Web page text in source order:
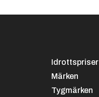
Idrottspriser
Märken
Tygmärken